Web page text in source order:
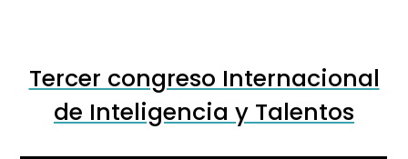
Tercer congreso Internacional
de Inteligencia y Talentos